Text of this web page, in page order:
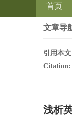
首页
文章导
引用本
Citation:
浅析